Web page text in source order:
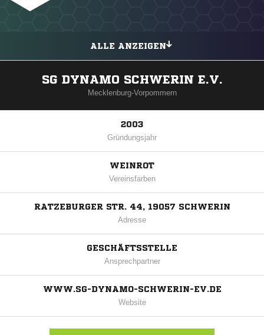
ALLE ANZEIGEN
SG DYNAMO SCHWERIN E.V.
Mecklenburg-Vorpommern
2003
Gründungsjahr
WEINROT
Vereinsfarben
RATZEBURGER STR. 44, 19057 SCHWERIN
Adresse
GESCHÄFTSSTELLE
Ansprechpartner
WWW.SG-DYNAMO-SCHWERIN-EV.DE
Website